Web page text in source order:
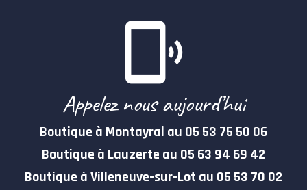
Appelez nous aujourd’hui
Boutique à Montayral au 05 53 75 50 06
Boutique à Lauzerte au 05 63 94 69 42
Boutique à Villeneuve-sur-Lot au 05 53 70 02